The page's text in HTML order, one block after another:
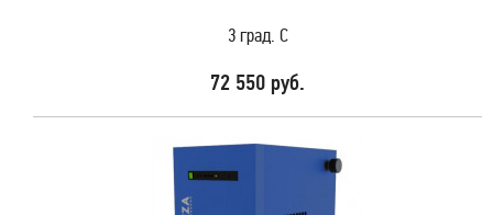
3 град. С
72 550 руб.